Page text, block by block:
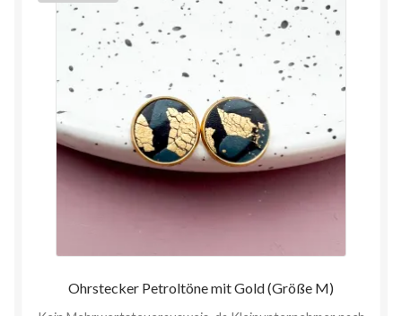
Ohrstecker Petroltöne mit Gold (Größe M)